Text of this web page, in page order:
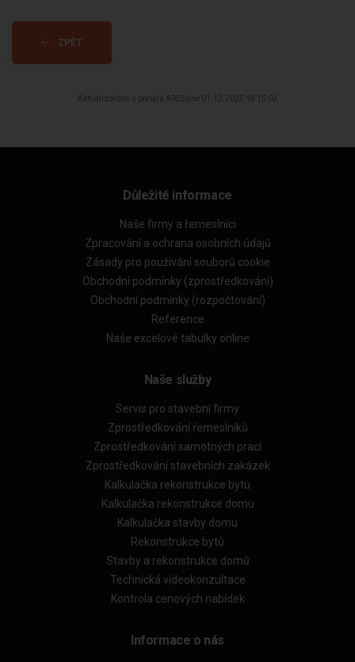
ZPĚT
Aktualizováno z portálu ARES dne 01.12.2025 18:15:02
Důležité informace
Naše firmy a řemeslníci
Zpracování a ochrana osobních údajů
Zásady pro používání souborů cookie
Obchodní podmínky (zprostředkování)
Obchodní podmínky (rozpočtování)
Reference
Naše excelové tabulky online
Naše služby
Servis pro stavební firmy
Zprostředkování řemeslníků
Zprostředkování samotných prací
Zprostředkování stavebních zakázek
Kalkulačka rekonstrukce bytu
Kalkulačka rekonstrukce domu
Kalkulačka stavby domu
Rekonstrukce bytů
Stavby a rekonstrukce domů
Technická videokonzultace
Kontrola cenových nabídek
Informace o nás